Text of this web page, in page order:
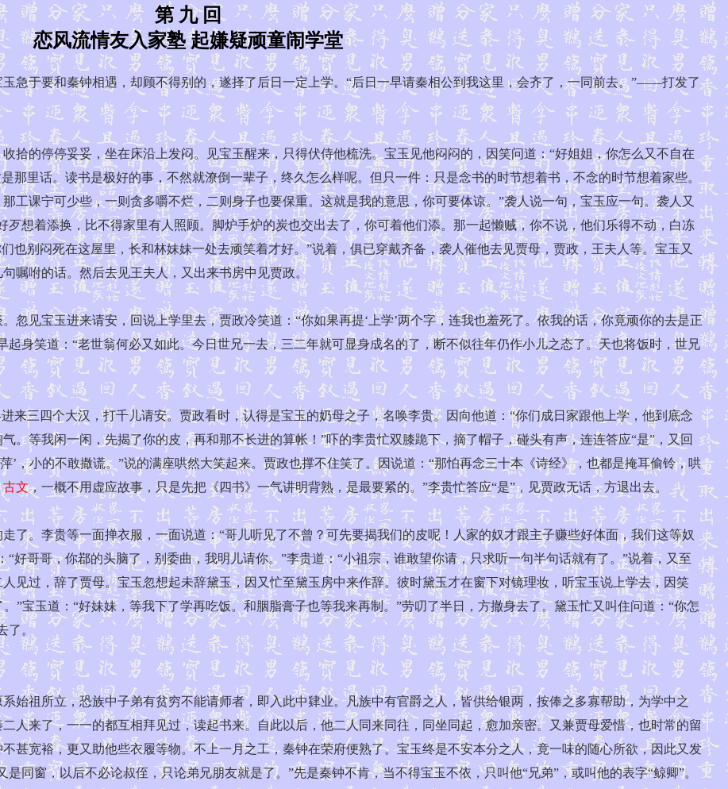
第 九 回
恋风流情友入家塾 起嫌疑顽童闹学堂
于要和秦钟相遇，却顾不得别的，遂择了后日一定上学。“后日一早请秦相公到我这里，会齐了，一同前去。”——打发了
的停停妥妥，坐在床沿上发闷。见宝玉醒来，只得伏侍他梳洗。宝玉见他闷闷的，因笑问道：“好姐姐，你怎么又不自在
那里话。读书是极好的事，不然就潦倒一辈子，终久怎么样呢。但只一件：只是念书的时节想着书，不念的时节想着家些。
工课宁可少些，一则贪多嚼不烂，二则身子也要保重。这就是我的意思，你可要体谅。”袭人说一句，宝玉应一句。袭人又
想着添换，比不得家里有人照顾。脚炉手炉的炭也交出去了，你可着他们添。那一起懒贼，你不说，他们乐得不动，白冻
也别闷死在这屋里，长和林妹妹一处去顽笑着才好。”说着，俱已穿戴齐备，袭人催他去见贾母，贾政，王夫人等。宝玉又
嘱咐的话。然后去见王夫人，又出来书房中见贾政。
宝玉进来请安，回说上学里去，贾政冷笑道：“你如果再提‘上学’两个字，连我也羞死了。依我的话，你竟顽你的去是正
身笑道：“老世翁何必又如此。今日世兄一去，三二年就可显身成名的了，断不似往年仍作小儿之态了。天也将饭时，世兄
三四个大汉，打千儿请安。贾政看时，认得是宝玉的奶母之子，名唤李贵。因向他道：“你们成日家跟他上学，他到底念
。等我闲一闲，先揭了你的皮，再和那不长进的算帐！”吓的李贵忙双膝跪下，摘了帽子，碰头有声，连连答应“是”，又回
’，小的不敢撒谎。”说的满座哄然大笑起来。贾政也撑不住笑了。因说道：“那怕再念三十本《诗经》，也都是掩耳偷铃，哄
古文，一概不用虚应故事，只是先把《四书》一气讲明背熟，是最要紧的。”李贵忙答应“是”，见贾政无话，方退出去。
。李贵等一面掸衣服，一面说道：“哥儿听见了不曾？可先要揭我们的皮呢！人家的奴才跟主子赚些好体面，我们这等奴
好哥哥，你鄀的头脑了，别委曲，我明儿请你。”李贵道：“小祖宗，谁敢望你请，只求听一句半句话就有了。”说着，又至
见过，辞了贾母。宝玉忽想起未辞黛玉，因又忙至黛玉房中来作辞。彼时黛玉才在窗下对镜理妆，听宝玉说上学去，因笑
”宝玉道：“好妹妹，等我下了学再吃饭。和胭脂膏子也等我来再制。”劳叨了半日，方撤身去了。黛玉忙又叫住问道：“你怎
了。
祖所立，恐族中子弟有贫穷不能请师者，即入此中肄业。凡族中有官爵之人，皆供给银两，按俸之多寡帮助，为学中之
人来了，一一的都互相拜见过，读起书来。自此以后，他二人同来同往，同坐同起，愈加亲密。又兼贾母爱惜，也时常的留
甚宽裕，更又助他些衣履等物。不上一月之工，秦钟在荣府便熟了。宝玉终是不安本分之人，竟一味的随心所欲，因此又发
同窗，以后不必论叔侄，只论弟兄朋友就是了。”先是秦钟不肯，当不得宝玉不依，只叫他“兄弟”，或叫他的表字“鲸卿”。